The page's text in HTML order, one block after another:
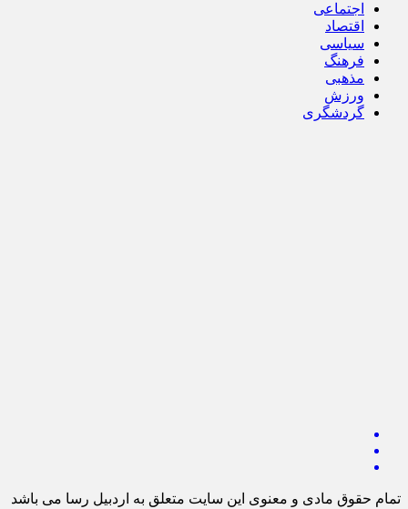
اجتماعی
اقتصاد
سیاسی
فرهنگ
مذهبی
ورزش
گردشگری
تمام حقوق مادی و معنوی این سایت متعلق به اردبیل رسا می باشد